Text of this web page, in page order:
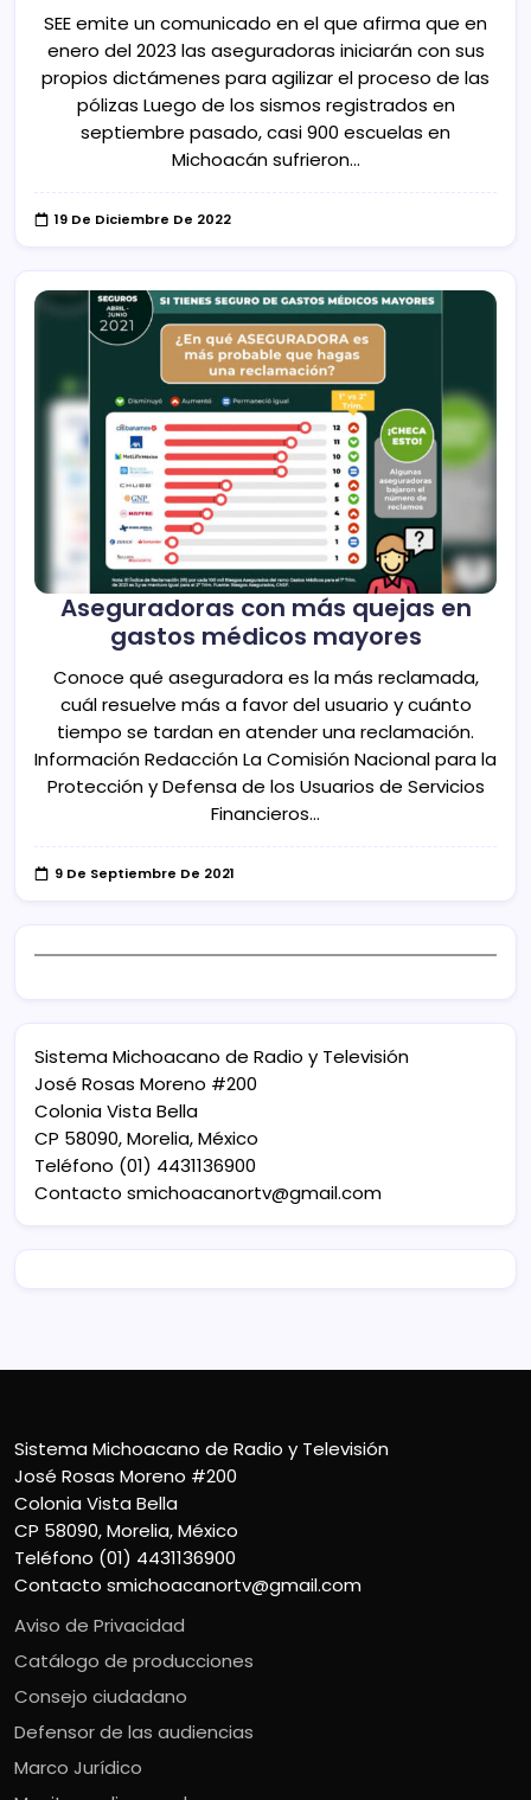
SEE emite un comunicado en el que afirma que en
enero del 2023 las aseguradoras iniciarán con sus
propios dictámenes para agilizar el proceso de las
pólizas Luego de los sismos registrados en
septiembre pasado, casi 900 escuelas en
Michoacán sufrieron…
19 De Diciembre De 2022
Aseguradoras con más quejas en
gastos médicos mayores
Conoce qué aseguradora es la más reclamada,
cuál resuelve más a favor del usuario y cuánto
tiempo se tardan en atender una reclamación.
Información Redacción La Comisión Nacional para la
Protección y Defensa de los Usuarios de Servicios
Financieros…
9 De Septiembre De 2021
Sistema Michoacano de Radio y Televisión
José Rosas Moreno #200
Colonia Vista Bella
CP 58090, Morelia, México
Teléfono (01) 4431136900
Contacto smichoacanortv@gmail.com
Sistema Michoacano de Radio y Televisión
José Rosas Moreno #200
Colonia Vista Bella
CP 58090, Morelia, México
Teléfono (01) 4431136900
Contacto smichoacanortv@gmail.com
Aviso de Privacidad
Catálogo de producciones
Consejo ciudadano
Defensor de las audiencias
Marco Jurídico